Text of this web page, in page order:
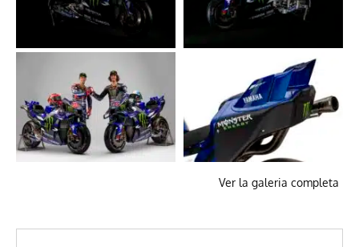
Ver la galeria completa